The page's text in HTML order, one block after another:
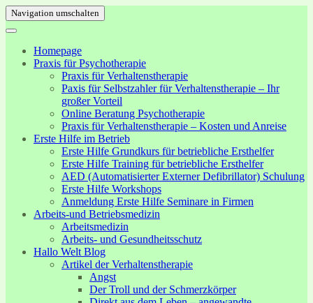
Navigation umschalten
Homepage
Praxis für Psychotherapie
Praxis für Verhaltenstherapie
Paxis für Selbstzahler für Verhaltenstherapie – Ihr
großer Vorteil
Online Beratung Psychotherapie
Praxis für Verhaltenstherapie – Kosten und Anreise
Erste Hilfe im Betrieb
Erste Hilfe Grundkurs für betriebliche Ersthelfer
Erste Hilfe Training für betriebliche Ersthelfer
AED (Automatisierter Externer Defibrillator) Schulung
Erste Hilfe Workshops
Anmeldung Erste Hilfe Seminare in Firmen
Arbeits-und Betriebsmedizin
Arbeitsmedizin
Arbeits- und Gesundheitsschutz
Hallo Welt Blog
Artikel der Verhaltenstherapie
Angst
Der Troll und der Schmerzkörper